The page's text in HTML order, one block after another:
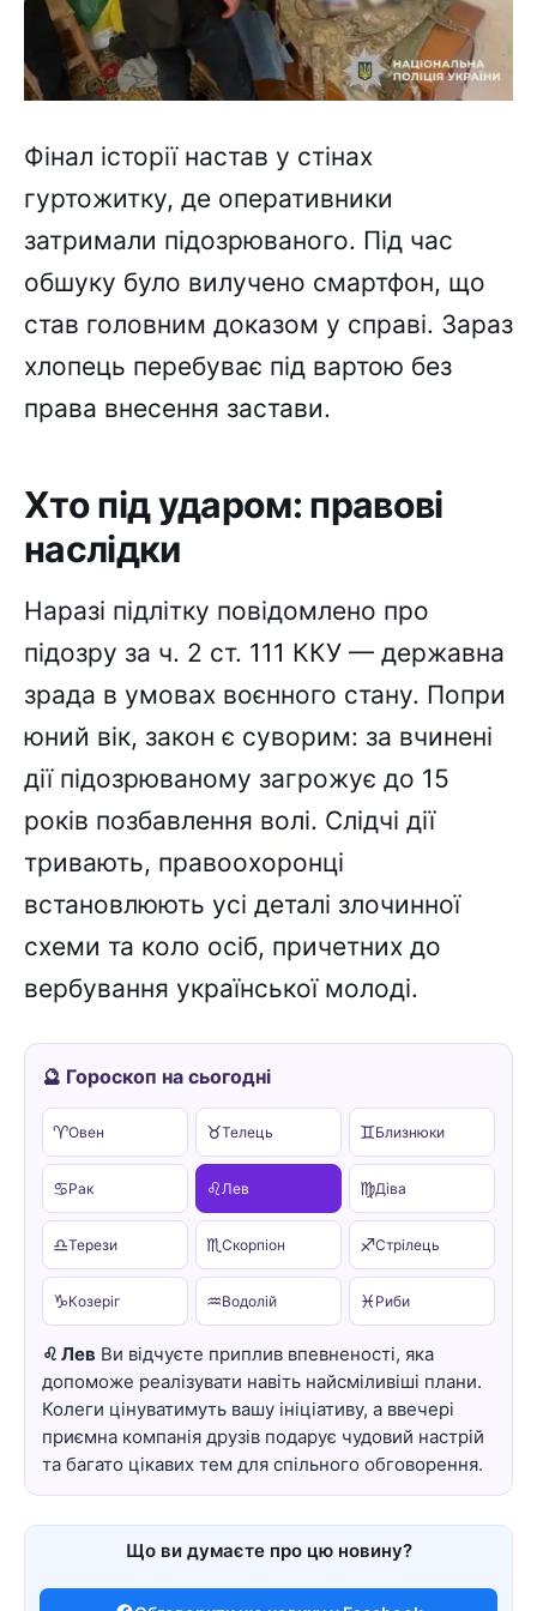
Фінал історії настав у стінах
гуртожитку, де оперативники
затримали підозрюваного. Під час
обшуку було вилучено смартфон, що
став головним доказом у справі. Зараз
хлопець перебуває під вартою без
права внесення застави.
Хто під ударом: правові
наслідки
Наразі підлітку повідомлено про
підозру за ч. 2 ст. 111 ККУ — державна
зрада в умовах воєнного стану. Попри
юний вік, закон є суворим: за вчинені
дії підозрюваному загрожує до 15
років позбавлення волі. Слідчі дії
тривають, правоохоронці
встановлюють усі деталі злочинної
схеми та коло осіб, причетних до
вербування української молоді.
🔮 Гороскоп на сьогодні
♈Овен ♉Телець ♊Близнюки
♋Рак ♌ Лев ♍Діва
♎Терези ♏Скорпіон ♐Стрілець
♑Козеріг ♒Водолій ♓ Риби
♌ Лев Ви відчуєте приплив впевненості, яка
допоможе реалізувати навіть найсміливіші плани.
Колеги цінуватимуть вашу ініціативу, а ввечері
приємна компанія друзів подарує чудовий настрій
та багато цікавих тем для спільного обговорення.
Що ви думаєте про цю новину?